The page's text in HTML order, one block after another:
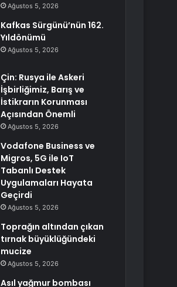
Ağustos 5, 2026
Kafkas Sürgünü’nün 162.
Yıldönümü
Ağustos 5, 2026
Çin: Rusya ile Askeri
İşbirliğimiz, Barış ve
İstikrarın Korunması
Açısından Önemli
Ağustos 5, 2026
Vodafone Business ve
Migros, 5G ile IoT
Tabanlı Destek
Uygulamaları Hayata
Geçirdi
Ağustos 5, 2026
Toprağın altından çıkan
tırnak büyüklüğündeki
mucize
Ağustos 5, 2026
Asıl yağmur bombası